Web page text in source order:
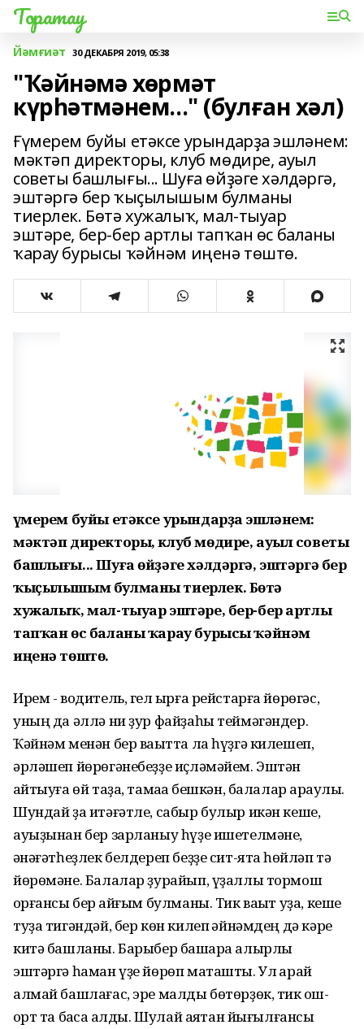
Торатау
Йәмғиәт 30 ДЕКАБРЯ 2019, 05:38
"Ҡәйнәмә хөрмәт
күрһәтмәнем..." (булған хәл)
Ғүмерем буйы етәксе урындарҙа эшләнем:
мәктәп директоры, клуб мөдире, ауыл
советы башлығы... Шуға өйҙәге хәлдәргә,
эштәргә бер ҡыҫылышым булманы
тиерлек. Бөтә хужалыҡ, мал-тыуар
эштәре, бер-бер артлы тапҡан өс баланы
ҡарау бурысы ҡәйнәм иңенә төштө.
Ғүмерем буйы етәксе урындарҙа эшләнем:
мәктәп директоры, клуб мөдире, ауыл советы
башлығы... Шуға өйҙәге хәлдәргә, эштәргә бер
ҡыҫылышым булманы тиерлек. Бөтә
хужалыҡ, мал-тыуар эштәре, бер-бер артлы
тапҡан өс баланы ҡарау бурысы ҡәйнәм
иңенә төштө.
Ирем - водитель, гел ҡырға рейстарға йөрөгәс,
уның да әллә ни ҙур файҙаһы теймәгәндер.
Ҡәйнәм менән бер ваҡытта ла һүҙгә килешеп,
әрләшеп йөрөгәнебеҙҙе иҫләмәйем. Эштән
ҡайтыуға өй таҙа, тамаҡҡа бешкән, балалар ҡараулы.
Шундай ҙа итәғәтле, сабыр булыр икән кеше,
ауыҙынан бер зарланыу һүҙе ишетелмәне,
ҡәнәғәтһеҙлек белдереп беҙҙе сит-ятҡа һөйләп тә
йөрөмәне. Балалар ҙурайып, үҙаллы тормош
ҡорғансы бер ҡайғым булманы. Тик ваҡыт уҙа, кеше
туҙа тигәндәй, бер көн килеп ҡәйнәмдең дә кәре
китә башланы. Барыбер башҡара алырлыҡ
эштәргә һаман үҙе йөрөп маташты. Ул ҡарай
алмай башлағас, эре малды бөтөрҙөк, тик ҡош-
ҡорт та баҡса ҡалды. Шулай аяҡтан йығылғансы